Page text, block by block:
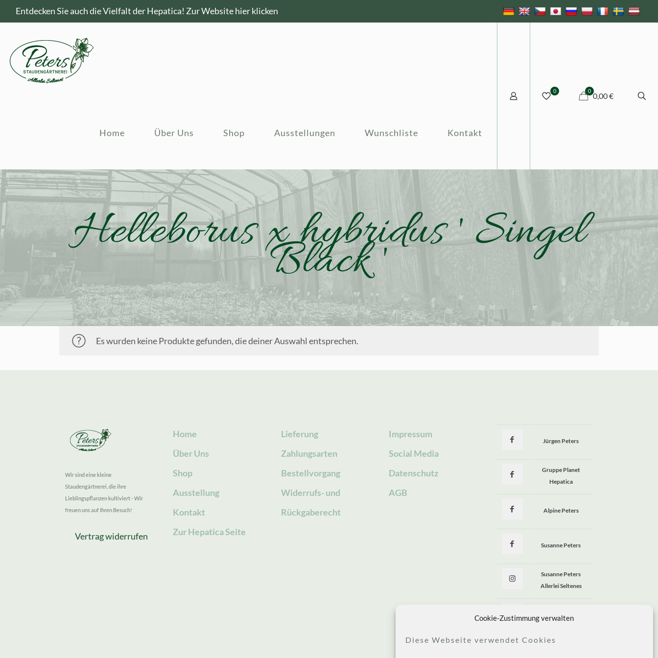
Cookie-Zustimmung verwalten
Diese Webseite verwendet Cookies
Entdecken Sie auch die Vielfalt der Hepatica! Zur Website hier klicken
Home Über Uns Shop Ausstellungen Wunschliste Kontakt
0 0
0,00 €
Helleborus x hybridus ' Singel
Black '
Es wurden keine Produkte gefunden, die deiner Auswahl entsprechen.
Wir sind eine kleine
Staudengärtnerei, die ihre
Lieblingspflanzen kultiviert - Wir
freuen uns auf Ihren Besuch!
Vertrag widerrufen
Home
Über Uns
Shop
Ausstellung
Kontakt
Zur Hepatica Seite
Lieferung
Zahlungsarten
Bestellvorgang
Widerrufs- und
Rückgaberecht
Impressum
Social Media
Datenschutz
AGB
Jürgen Peters
Gruppe Planet
Hepatica
Alpine Peters
Susanne Peters
Susanne Peters
Allerlei Seltenes
Allerlei Seltenes